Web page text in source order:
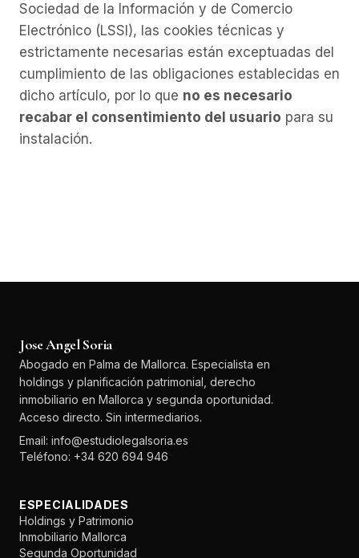
Sociedad de la Información y de Comercio
Electrónico (LSSI), las cookies técnicas y
estrictamente necesarias están exceptuadas del
cumplimiento de las obligaciones establecidas en
dicho artículo, por lo que no es necesario
recabar el consentimiento del usuario para su
instalación.
Jose Angel Soria
Abogado en Palma de Mallorca. Especialista en
holdings y planificación patrimonial, derecho
inmobiliario en Mallorca y segunda oportunidad.
Acceso directo. Sin intermediarios.
Email: info@estudiolegalsoria.es
Teléfono: +34 620 694 946
ESPECIALIDADES
Holdings y Patrimonio
Inmobiliario Mallorca
Segunda Oportunidad